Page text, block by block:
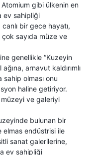
gibi ülkenin en
ev sahipliği
bir gece hayatı,
sayıda müze ve
genellikle “Kuzeyin
arnavut kaldırımlı
olması onu
haline getiriyor.
ve galeriyi
bulunan bir
elmas endüstrisi ile
sanat galerilerine,
ev sahipliği